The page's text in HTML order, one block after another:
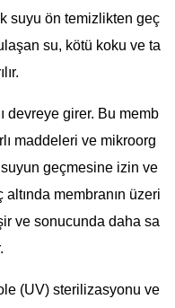
suyu ön temizlikten geç
su, kötü koku ve ta
devreye girer. Bu memb
maddeleri ve mikroorg
geçmesine izin ve
membranın üzeri
ve sonucunda daha sa
(UV) sterilizasyonu ve